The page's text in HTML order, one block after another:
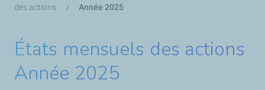
d'Ariane
des actions
Année 2025
États mensuels des actions
Année 2025